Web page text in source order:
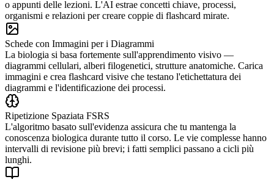
o appunti delle lezioni. L'AI estrae concetti chiave, processi,
organismi e relazioni per creare coppie di flashcard mirate.
Schede con Immagini per i Diagrammi
La biologia si basa fortemente sull'apprendimento visivo —
diagrammi cellulari, alberi filogenetici, strutture anatomiche. Carica
immagini e crea flashcard visive che testano l'etichettatura dei
diagrammi e l'identificazione dei processi.
Ripetizione Spaziata FSRS
L'algoritmo basato sull'evidenza assicura che tu mantenga la
conoscenza biologica durante tutto il corso. Le vie complesse hanno
intervalli di revisione più brevi; i fatti semplici passano a cicli più
lunghi.